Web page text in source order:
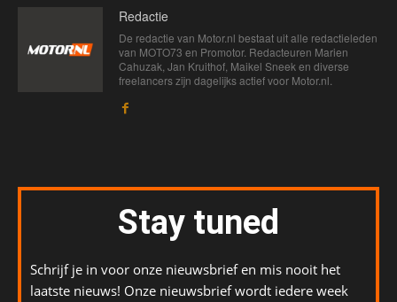
Redactie
De redactie van Motor.nl bestaat uit alle redactieleden
van MOTO73 en Promotor. Redacteuren Marien
Cahuzak, Jan Kruithof, Maikel Sneek en diverse
freelancers zijn dagelijks actief voor Motor.nl.
Stay tuned
Schrijf je in voor onze nieuwsbrief en mis nooit het
laatste nieuws! Onze nieuwsbrief wordt iedere week